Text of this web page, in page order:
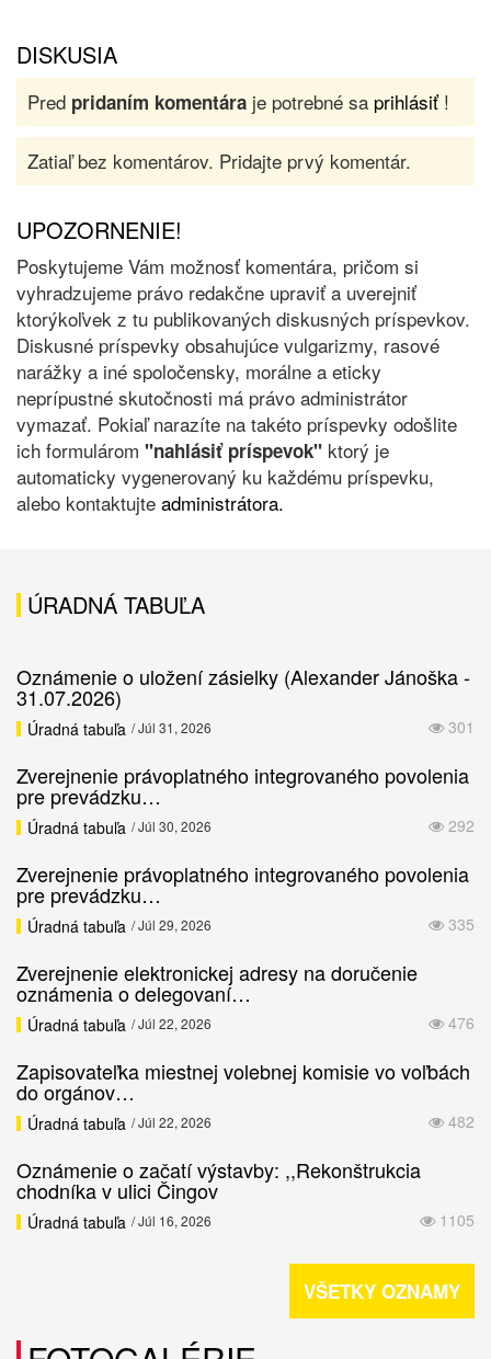
DISKUSIA
Pred pridaním komentára je potrebné sa prihlásiť!
Zatiaľ bez komentárov. Pridajte prvý komentár.
UPOZORNENIE!
Poskytujeme Vám možnosť komentára, pričom si
vyhradzujeme právo redakčne upraviť a uverejniť
ktorýkoľvek z tu publikovaných diskusných príspevkov.
Diskusné príspevky obsahujúce vulgarizmy, rasové
narážky a iné spoločensky, morálne a eticky
neprípustné skutočnosti má právo administrátor
vymazať. Pokiaľ narazíte na takéto príspevky odošlite
ich formulárom "nahlásiť príspevok" ktorý je
automaticky vygenerovaný ku každému príspevku,
alebo kontaktujte administrátora.
ÚRADNÁ TABUĽA
Oznámenie o uložení zásielky (Alexander Jánoška -
31.07.2026)
301
Úradná tabuľa / Júl 31, 2026
Zverejnenie právoplatného integrovaného povolenia
pre prevádzku…
292
Úradná tabuľa / Júl 30, 2026
Zverejnenie právoplatného integrovaného povolenia
pre prevádzku…
335
Úradná tabuľa / Júl 29, 2026
Zverejnenie elektronickej adresy na doručenie
oznámenia o delegovaní…
476
Úradná tabuľa / Júl 22, 2026
Zapisovateľka miestnej volebnej komisie vo voľbách
do orgánov…
482
Úradná tabuľa / Júl 22, 2026
Oznámenie o začatí výstavby: ,,Rekonštrukcia
chodníka v ulici Čingov
1105
Úradná tabuľa / Júl 16, 2026
VŠETKY OZNAMY